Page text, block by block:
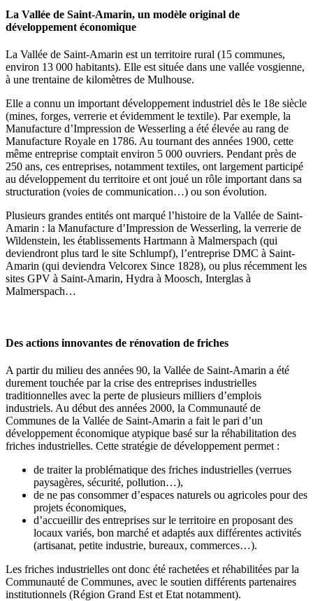
La Vallée de Saint-Amarin, un modèle original de
développement économique
La Vallée de Saint-Amarin est un territoire rural (15 communes,
environ 13 000 habitants). Elle est située dans une vallée vosgienne,
à une trentaine de kilomètres de Mulhouse.
Elle a connu un important développement industriel dès le 18e siècle
(mines, forges, verrerie et évidemment le textile). Par exemple, la
Manufacture d’Impression de Wesserling a été élevée au rang de
Manufacture Royale en 1786. Au tournant des années 1900, cette
même entreprise comptait environ 5 000 ouvriers. Pendant près de
250 ans, ces entreprises, notamment textiles, ont largement participé
au développement du territoire et ont joué un rôle important dans sa
structuration (voies de communication…) ou son évolution.
Plusieurs grandes entités ont marqué l’histoire de la Vallée de Saint-
Amarin : la Manufacture d’Impression de Wesserling, la verrerie de
Wildenstein, les établissements Hartmann à Malmerspach (qui
deviendront plus tard le site Schlumpf), l’entreprise DMC à Saint-
Amarin (qui deviendra Velcorex Since 1828), ou plus récemment les
sites GPV à Saint-Amarin, Hydra à Moosch, Interglas à
Malmerspach…
Des actions innovantes de rénovation de friches
A partir du milieu des années 90, la Vallée de Saint-Amarin a été
durement touchée par la crise des entreprises industrielles
traditionnelles avec la perte de plusieurs milliers d’emplois
industriels. Au début des années 2000, la Communauté de
Communes de la Vallée de Saint-Amarin a fait le pari d’un
développement économique atypique basé sur la réhabilitation des
friches industrielles. Cette stratégie de développement permet :
de traiter la problématique des friches industrielles (verrues
paysagères, sécurité, pollution…),
de ne pas consommer d’espaces naturels ou agricoles pour des
projets économiques,
d’accueillir des entreprises sur le territoire en proposant des
locaux variés, bon marché et adaptés aux différentes activités
(artisanat, petite industrie, bureaux, commerces…).
Les friches industrielles ont donc été rachetées et réhabilitées par la
Communauté de Communes, avec le soutien différents partenaires
institutionnels (Région Grand Est et Etat notamment).